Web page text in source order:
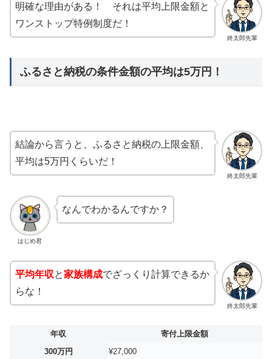
終太郎先輩
明確な理由がある！ それは平均上限金額と
ワンストップ特例制度だ！
ふるさと納税の条件金額の平均は5万円！
終太郎先輩
結論から言うと、ふるさと納税の上限金額、
平均は5万円くらいだ！
はじめ君
なんでわかるんですか？
終太郎先輩
平均年収と家族構成でざっくり計算できるか
らな！
年収
寄付上限金額
300万円
¥27,000